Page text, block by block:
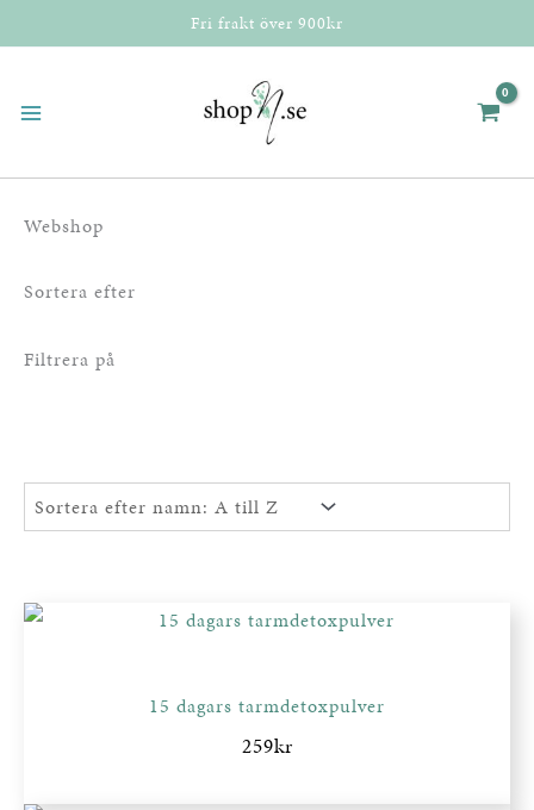
till
Fri frakt över 900kr
Webshop
Sortera efter
Filtrera på
15 dagars tarmdetoxpulver
259kr